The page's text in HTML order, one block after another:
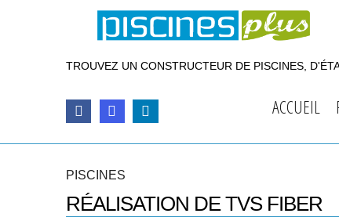
TROUVEZ UN CONSTRUCTEUR DE PISCINES,
ACCUEIL
PISCINES
RÉALISATION DE TVS FIBER